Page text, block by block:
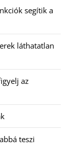
segítik a
láthatatlan
az
teszi